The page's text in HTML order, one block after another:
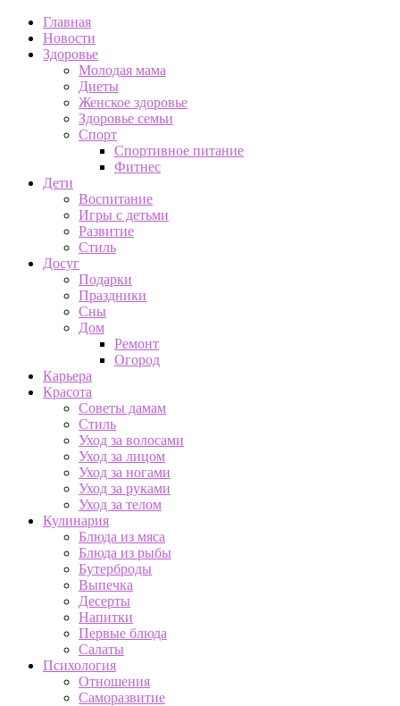
Главная
Новости
Здоровье
Молодая мама
Диеты
Женское здоровье
Здоровье семьи
Спорт
Спортивное питание
Фитнес
Дети
Воспитание
Игры с детьми
Развитие
Стиль
Досуг
Подарки
Праздники
Сны
Дом
Ремонт
Огород
Карьера
Красота
Советы дамам
Стиль
Уход за волосами
Уход за лицом
Уход за ногами
Уход за руками
Уход за телом
Кулинария
Блюда из мяса
Блюда из рыбы
Бутерброды
Выпечка
Десерты
Напитки
Первые блюда
Салаты
Психология
Отношения
Саморазвитие